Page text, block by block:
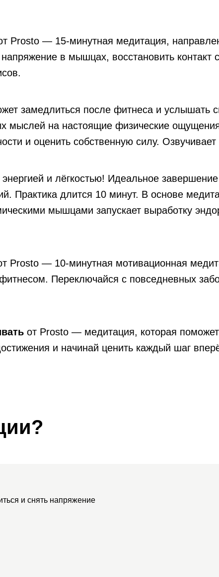
Prosto — 15-минутная медитация,
в мышцах, восстановить
замедлиться после фитнеса и услышать
мыслей на настоящие физические
и оценить собственную силу.
и лёгкостью! Идеальное
Практика длится 10 минут. В основе
мышцами запускает выработку
Prosto — 10-минутная мотивационная
Переключайся с повседневных
от Prosto — медитация, которая
и начинай ценить каждый шаг
и снять напряжение